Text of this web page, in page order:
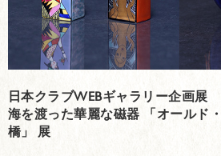
日本クラブWEBギャラリー企画展
海を渡った華麗な磁器 「オールド
橋」 展